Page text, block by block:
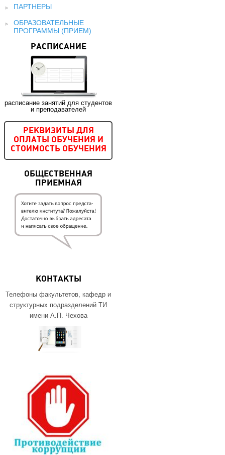
ПАРТНЕРЫ
ОБРАЗОВАТЕЛЬНЫЕ
ПРОГРАММЫ (ПРИЕМ)
РАСПИСАНИЕ
расписание занятий для студентов
и преподавателей
РЕКВИЗИТЫ ДЛЯ
ОПЛАТЫ ОБУЧЕНИЯ И
СТОИМОСТЬ ОБУЧЕНИЯ
ОБЩЕСТВЕННАЯ
ПРИЕМНАЯ
КОНТАКТЫ
Телефоны факультетов, кафедр и
структурных подразделений ТИ
имени А.П. Чехова